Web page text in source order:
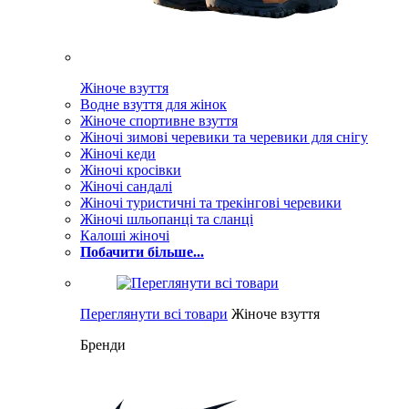
Жіноче взуття
Водне взуття для жінок
Жіноче спортивне взуття
Жіночі зимові черевики та черевики для снігу
Жіночі кеди
Жіночі кросівки
Жіночі сандалі
Жіночі туристичні та трекінгові черевики
Жіночі шльопанці та сланці
Калоші жіночі
Побачити більше...
Переглянути всі товари Жіноче взуття
Бренди